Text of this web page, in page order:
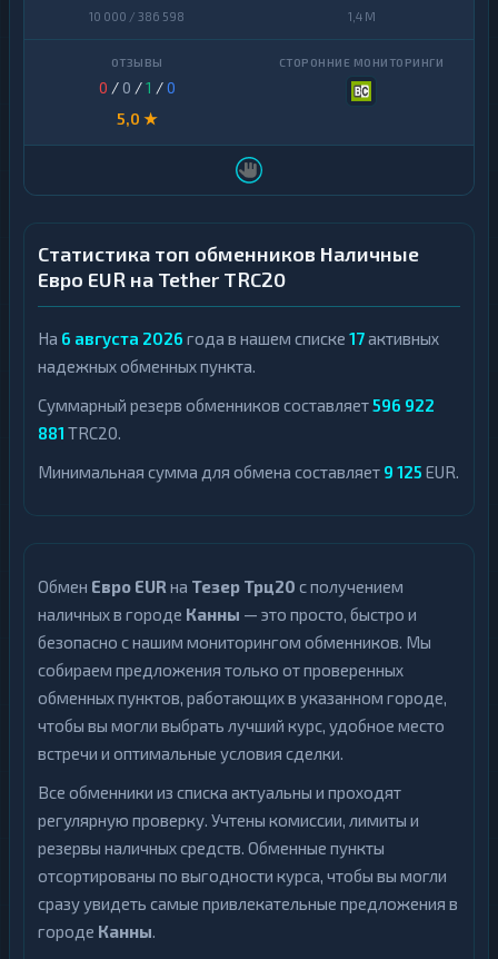
10 000 / 386 598 1,4 M
0 / 0 /1 /0
5,0 ★
Статистика топ обменников Наличные
Евро EUR на Tether TRC20
На 6 августа 2026 года в нашем списке 17активных
надежных обменных пункта.
Суммарный резерв обменников составляет596 922
881 TRC20.
Минимальная сумма для обмена составляет 9 125 EUR.
Обмен Евро EUR на Тезер Трц20 с получением
наличных в городе Канны — это просто, быстро и
безопасно с нашим мониторингом обменников. Мы
собираем предложения только от проверенных
обменных пунктов, работающих в указанном городе,
чтобы вы могли выбрать лучший курс, удобное место
встречи и оптимальные условия сделки.
Все обменники из списка актуальны и проходят
регулярную проверку. Учтены комиссии, лимиты и
резервы наличных средств. Обменные пункты
отсортированы по выгодности курса, чтобы вы могли
сразу увидеть самые привлекательные предложения в
городе Канны.